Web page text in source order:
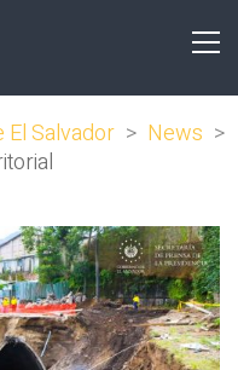
El Salvador > News >